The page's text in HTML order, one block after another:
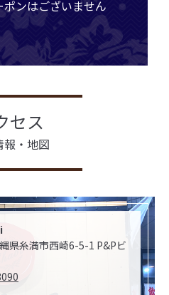
ンはございません
セス
報・地図
県糸満市西崎6-5-1 P&Pビ